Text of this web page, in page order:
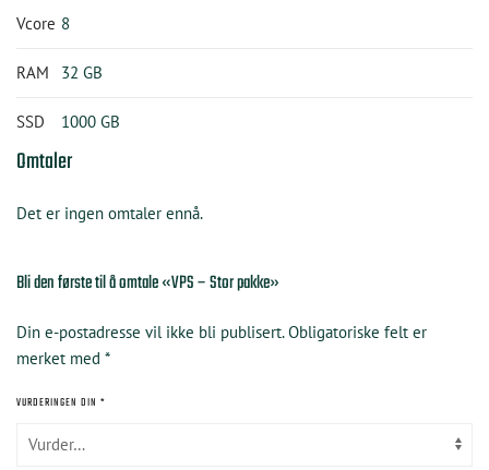
Vcore 8
RAM 32 GB
SSD 1000 GB
Omtaler
Det er ingen omtaler ennå.
Bli den første til å omtale «VPS – Stor pakke»
Din e-postadresse vil ikke bli publisert. Obligatoriske felt er
merket med *
VURDERINGEN DIN *